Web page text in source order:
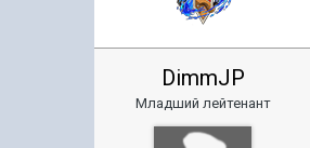
DimmJP
Младший лейтенант